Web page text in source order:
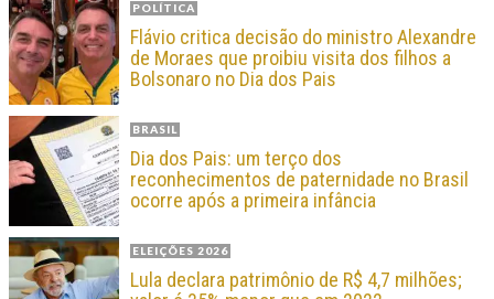
POLÍTICA
Flávio critica decisão do ministro Alexandre
de Moraes que proibiu visita dos filhos a
Bolsonaro no Dia dos Pais
BRASIL
Dia dos Pais: um terço dos
reconhecimentos de paternidade no Brasil
ocorre após a primeira infância
ELEIÇÕES 2026
Lula declara patrimônio de R$ 4,7 milhões;